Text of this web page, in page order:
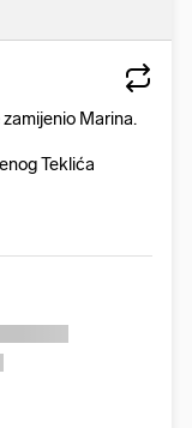
Marina.
Teklića